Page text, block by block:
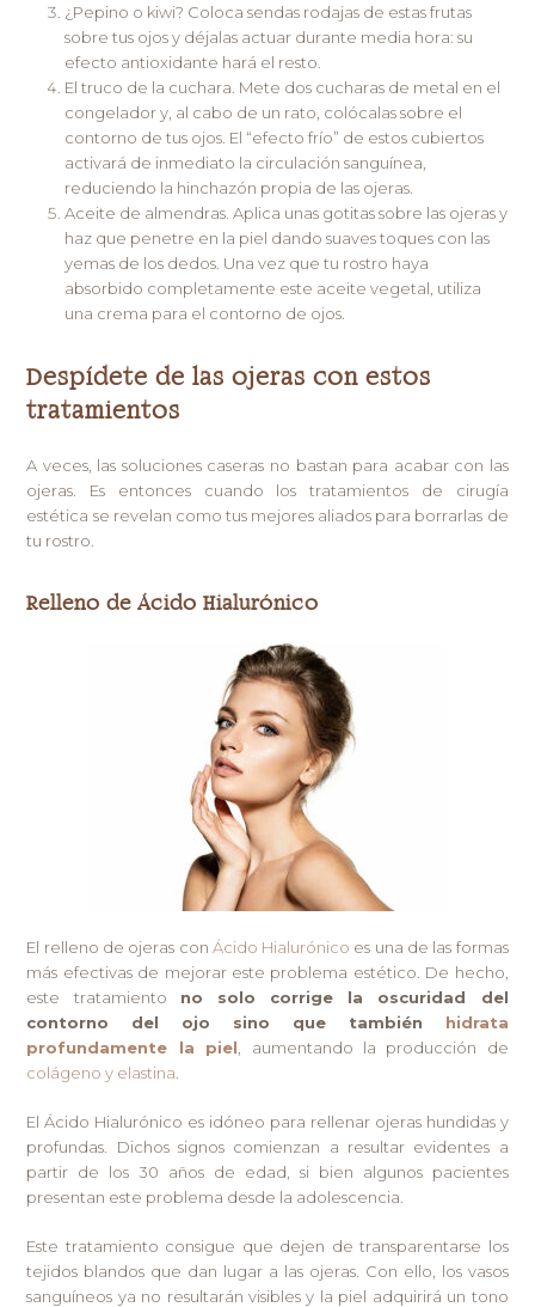
¿Pepino o kiwi? Coloca sendas rodajas de estas frutas
sobre tus ojos y déjalas actuar durante media hora: su
efecto antioxidante hará el resto.
El truco de la cuchara. Mete dos cucharas de metal en el
congelador y, al cabo de un rato, colócalas sobre el
contorno de tus ojos. El “efecto frío” de estos cubiertos
activará de inmediato la circulación sanguínea,
reduciendo la hinchazón propia de las ojeras.
Aceite de almendras. Aplica unas gotitas sobre las ojeras y
haz que penetre en la piel dando suaves toques con las
yemas de los dedos. Una vez que tu rostro haya
absorbido completamente este aceite vegetal, utiliza
una crema para el contorno de ojos.
Despídete de las ojeras con estos
tratamientos
A veces, las soluciones caseras no bastan para acabar con las
ojeras. Es entonces cuando los tratamientos de cirugía
estética se revelan como tus mejores aliados para borrarlas de
tu rostro.
Relleno de Ácido Hialurónico
El relleno de ojeras con Ácido Hialurónico es una de las formas
más efectivas de mejorar este problema estético. De hecho,
este tratamiento no solo corrige la oscuridad del
contorno del ojo sino que también hidrata
profundamente la piel , aumentando la producción de
colágeno y elastina
El Ácido Hialurónico es idóneo para rellenar ojeras hundidas y
profundas. Dichos signos comienzan a resultar evidentes a
partir de los 30 años de edad, si bien algunos pacientes
presentan este problema desde la adolescencia.
Este tratamiento consigue que dejen de transparentarse los
tejidos blandos que dan lugar a las ojeras. Con ello, los vasos
sanguíneos ya no resultarán visibles y la piel adquirirá un tono